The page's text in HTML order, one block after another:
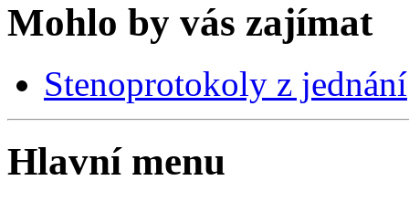
Mohlo by vás zajímat
Stenoprotokoly z jednání
Hlavní menu